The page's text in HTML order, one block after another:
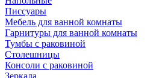
Писсуары
Мебель для ванной комнаты
Гарнитуры для ванной комнаты
Тумбы с раковиной
Столешницы
Консоли с раковиной
Зеркала